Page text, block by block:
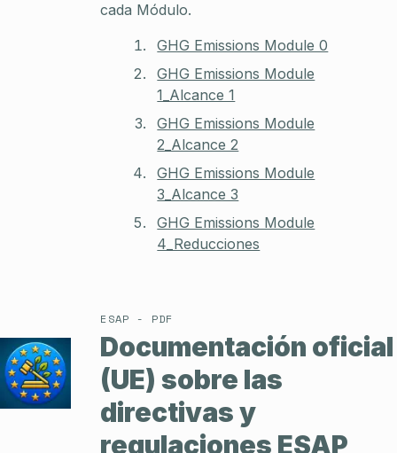
cada Módulo.
GHG Emissions Module 0
GHG Emissions Module
1_Alcance 1
GHG Emissions Module
2_Alcance 2
GHG Emissions Module
3_Alcance 3
GHG Emissions Module
4_Reducciones
ESAP - PDF
Documentación oficial
(UE) sobre las
directivas y
regulaciones ESAP